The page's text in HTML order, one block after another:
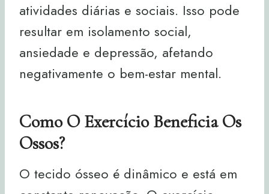
atividades diárias e sociais. Isso pode
resultar em isolamento social,
ansiedade e depressão, afetando
negativamente o bem-estar mental.
Como O Exercício Beneficia Os
Ossos?
O tecido ósseo é dinâmico e está em